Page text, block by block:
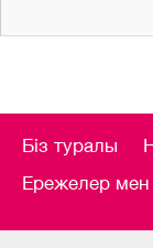
Біз туралы
Ережелер